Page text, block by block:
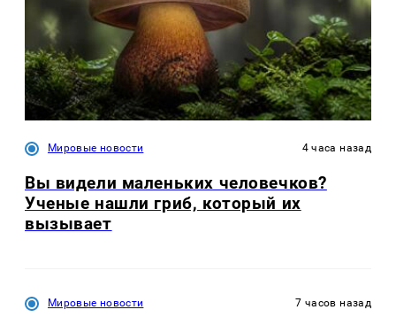
Мировые новости 4 часа назад
Вы видели маленьких человечков?
Ученые нашли гриб, который их
вызывает
Мировые новости 7 часов назад